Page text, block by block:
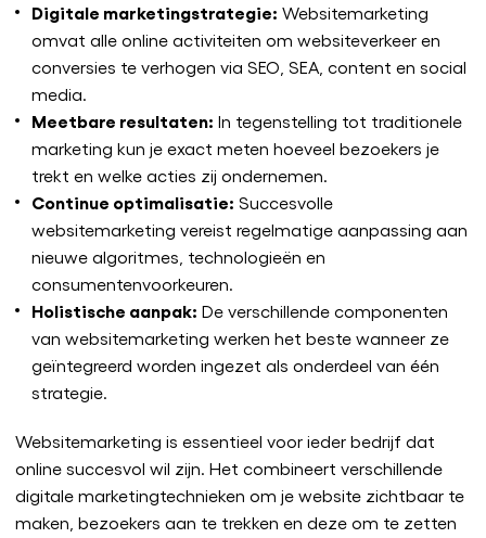
Digitale marketingstrategie: Websitemarketing
omvat alle online activiteiten om websiteverkeer en
conversies te verhogen via SEO, SEA, content en social
media.
Meetbare resultaten: In tegenstelling tot traditionele
marketing kun je exact meten hoeveel bezoekers je
trekt en welke acties zij ondernemen.
Continue optimalisatie: Succesvolle
websitemarketing vereist regelmatige aanpassing aan
nieuwe algoritmes, technologieën en
consumentenvoorkeuren.
Holistische aanpak: De verschillende componenten
van websitemarketing werken het beste wanneer ze
geïntegreerd worden ingezet als onderdeel van één
strategie.
Websitemarketing is essentieel voor ieder bedrijf dat
online succesvol wil zijn. Het combineert verschillende
digitale marketingtechnieken om je website zichtbaar te
maken, bezoekers aan te trekken en deze om te zetten